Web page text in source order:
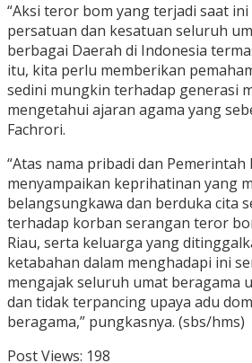
“Aksi teror bom yang terjadi saat
persatuan dan kesatuan seluruh
berbagai Daerah di Indonesia
itu, kita perlu memberikan
sedini mungkin terhadap generasi
mengetahui ajaran agama yang
Fachrori.
“Atas nama pribadi dan Pemerintah
menyampaikan keprihatinan yang
belangsungkawa dan berduka cita
terhadap korban serangan teror
Riau, serta keluarga yang
ketabahan dalam menghadapi ini
mengajak seluruh umat beragama
dan tidak terpancing upaya adu
beragama,” pungkasnya. (sbs/hms)
Post Views: 198